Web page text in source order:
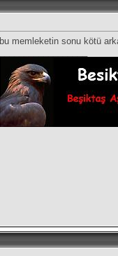
bu memleketin sonu kötü